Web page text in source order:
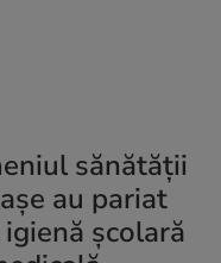
sănătății
au pariat
școlară